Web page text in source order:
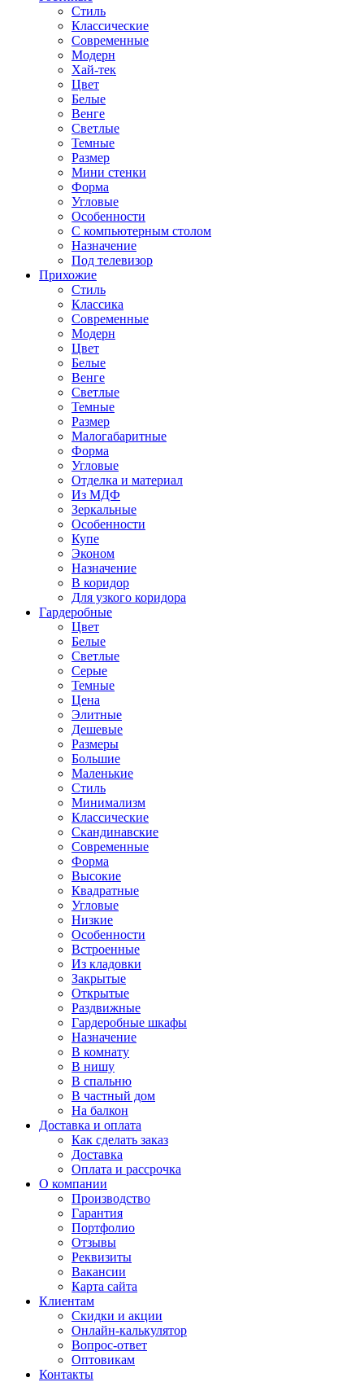
Стиль
Классические
Современные
Модерн
Хай-тек
Цвет
Белые
Венге
Светлые
Темные
Размер
Мини стенки
Форма
Угловые
Особенности
С компьютерным столом
Назначение
Под телевизор
Прихожие
Стиль
Классика
Современные
Модерн
Цвет
Белые
Венге
Светлые
Темные
Размер
Малогабаритные
Форма
Угловые
Отделка и материал
Из МДФ
Зеркальные
Особенности
Купе
Эконом
Назначение
В коридор
Для узкого коридора
Гардеробные
Цвет
Белые
Светлые
Серые
Темные
Цена
Элитные
Дешевые
Размеры
Большие
Маленькие
Стиль
Минимализм
Классические
Скандинавские
Современные
Форма
Высокие
Квадратные
Угловые
Низкие
Особенности
Встроенные
Из кладовки
Закрытые
Открытые
Раздвижные
Гардеробные шкафы
Назначение
В комнату
В нишу
В спальню
В частный дом
На балкон
Доставка и оплата
Как сделать заказ
Доставка
Оплата и рассрочка
О компании
Производство
Гарантия
Портфолио
Отзывы
Реквизиты
Вакансии
Карта сайта
Клиентам
Скидки и акции
Онлайн-калькулятор
Вопрос-ответ
Оптовикам
Контакты